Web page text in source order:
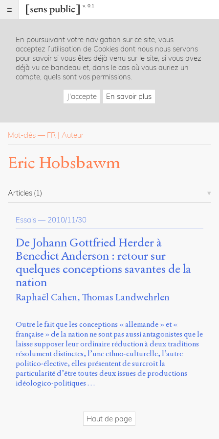
v. 0.1
Index
Rubriques
Essais
La
revue
Présentation
Publier
À
propos
du
site
Archipel
En
ligne
Université
de
Sherbrooke
Campus
de
Longueuil
En poursuivant votre navigation sur ce site, vous
acceptez l’utilisation de Cookies dont nous nous servons
pour savoir si vous êtes déjà venu sur le site, si vous avez
déjà vu ce bandeau et, dans le cas où vous auriez un
compte, quels sont vos permissions.
J'accepte En savoir plus
Mot-clés — FR Auteur
Eric Hobsbawm
Articles (1)
Essais — 2010/11/30
De Johann Gottfried Herder à
Benedict Anderson : retour sur
quelques conceptions savantes de la
nation
Raphaël Cahen Thomas Landwehrlen
Outre le fait que les conceptions « allemande » et «
française » de la nation ne sont pas aussi antagonistes que le
laisse supposer leur ordinaire réduction à deux traditions
résolument distinctes, l’une ethno-culturelle, l’autre
politico-élective, elles présentent de surcroît la
particularité d’être toutes deux issues de productions
idéologico-politiques …
Haut de page